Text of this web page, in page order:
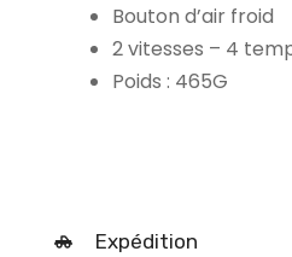
Bouton d’air froid
2 vitesses – 4
Poids : 465G
Expédition